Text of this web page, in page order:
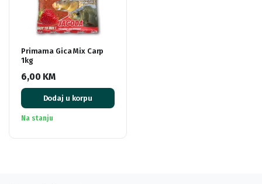
Primama Gica Mix Carp
1kg
6,00 KM
Dodaj u korpu
Na stanju